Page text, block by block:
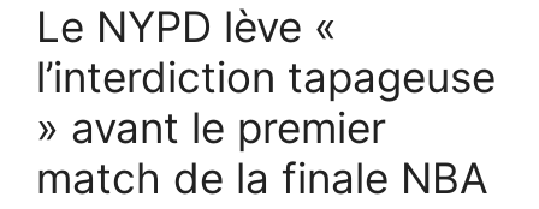
Le NYPD lève «
l’interdiction tapageuse
» avant le premier
match de la finale NBA